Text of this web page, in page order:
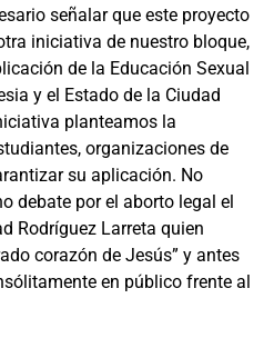
señalar que este proyecto
iniciativa de nuestro bloque,
de la Educación Sexual
y el Estado de la Ciudad
planteamos la
organizaciones de
su aplicación. No
debate por el aborto legal el
Rodríguez Larreta quien
corazón de Jesús” y antes
en público frente al